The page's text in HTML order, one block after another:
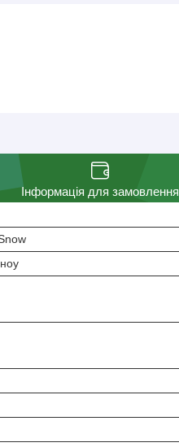
Інформація для замовлення